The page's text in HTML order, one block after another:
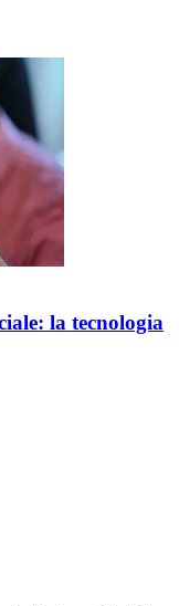
la tecnologia